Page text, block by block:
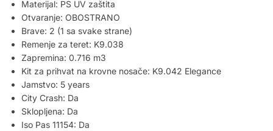
Materijal: PS UV zaštita
Otvaranje: OBOSTRANO
Brave: 2 (1 sa svake strane)
Remenje za teret: K9.038
Zapremina: 0.716 m3
Kit za prihvat na krovne nosače: K9.042 Elegance
Jamstvo: 5 years
City Crash: Da
Sklopljena: Da
Iso Pas 11154: Da